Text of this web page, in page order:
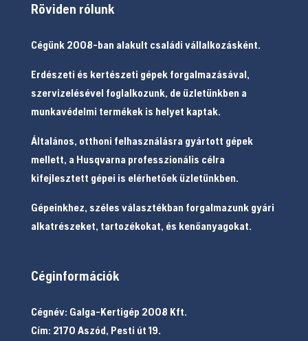
Röviden rólunk
Cégünk 2008-ban alakult családi vállalkozásként.
Erdészeti és kertészeti gépek forgalmazásával,
szervizelésével foglalkozunk, de üzletünkben a
munkavédelmi termékek is helyet kaptak.
Általános, otthoni felhasználásra gyártott gépek
mellett, a Husqvarna professzionális célra
kifejlesztett gépei is elérhetőek üzletünkben.
Gépeinkhez, széles választékban forgalmazunk gyári
alkatrészeket, tartozékokat, és kenőanyagokat.
Céginformációk
Cégnév: Galga-Kertigép 2008 Kft.
Cím: 2170 Aszód, Pesti út 19.